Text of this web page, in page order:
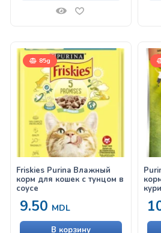
85g
Friskies Purina Влажный
корм для кошек с тунцом в
соусе
9.50 MDL
В корзину